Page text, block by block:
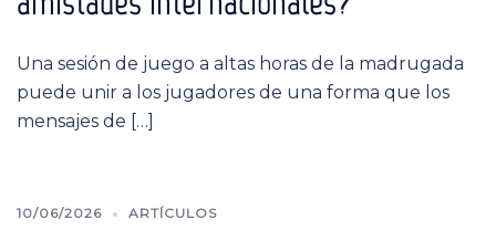
Una sesión de juego a altas horas de la madrugada
puede unir a los jugadores de una forma que los
mensajes de […]
10/06/2026 ARTÍCULOS